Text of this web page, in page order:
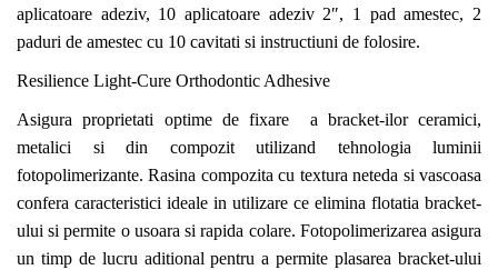
aplicatoare adeziv, 10 aplicatoare adeziv 2″, 1 pad amestec, 2
paduri de amestec cu 10 cavitati si instructiuni de folosire.
Resilience Light-Cure Orthodontic Adhesive
Asigura proprietati optime de fixare a bracket-ilor ceramici,
metalici si din compozit utilizand tehnologia luminii
fotopolimerizante. Rasina compozita cu textura neteda si vascoasa
confera caracteristici ideale in utilizare ce elimina flotatia bracket-
ului si permite o usoara si rapida colare. Fotopolimerizarea asigura
un timp de lucru aditional pentru a permite plasarea bracket-ului